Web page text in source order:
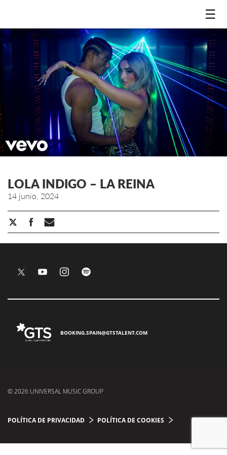
☰
LOLA INDIGO – LA REINA
14 junio, 2024
BOOKING.SPAIN@GTSTALENT.COM
© 2026 UNIVERSAL MUSIC GROUP
POLÍTICA DE PRIVACIDAD POLÍTICA DE COOKIES